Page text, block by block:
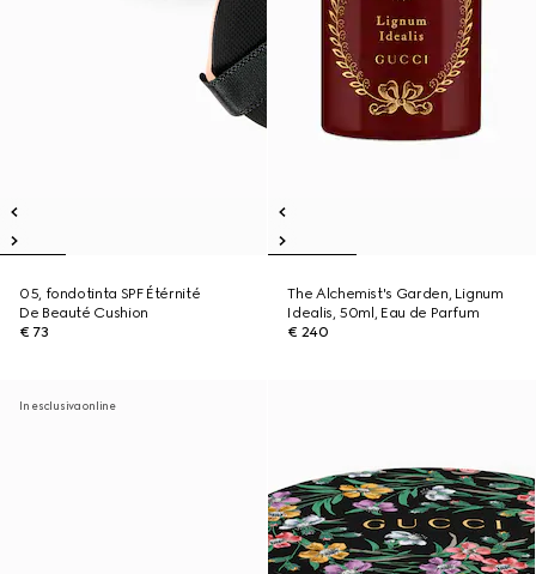
05, fondotinta SPF Étérnité
De Beauté Cushion
€ 73
The Alchemist's Garden, Lignum
Idealis, 50ml, Eau de Parfum
€ 240
In esclusiva online